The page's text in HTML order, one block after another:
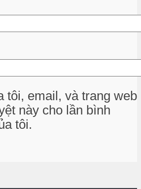
tôi, email, và trang web
này cho lần bình
tôi.